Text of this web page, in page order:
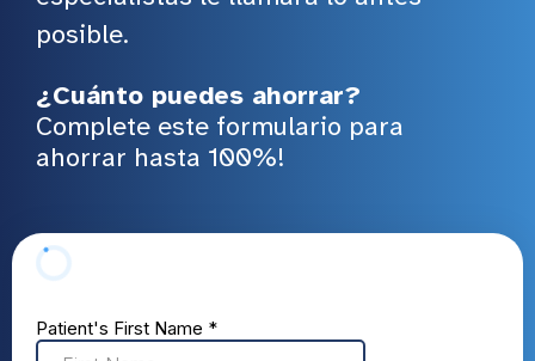
posible.
¿Cuánto puedes ahorrar?
Complete este formulario para
ahorrar hasta 100%!